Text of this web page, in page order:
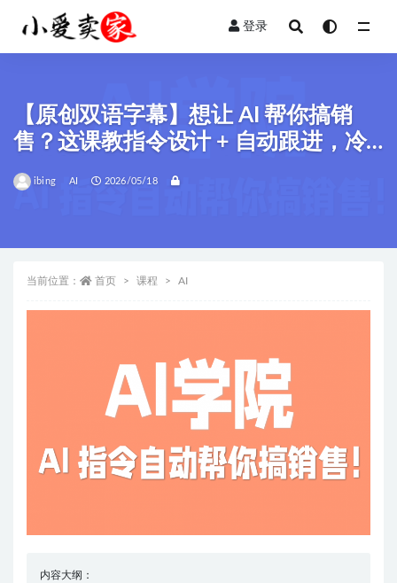
登录
【原创双语字幕】想让 AI 帮你搞销
售？这课教指令设计 + 自动跟进，冷
邮件能转化，CRM 无缝连！
ibing AI 2026/05/18
当前位置： 首页 课程 AI
内容大纲：